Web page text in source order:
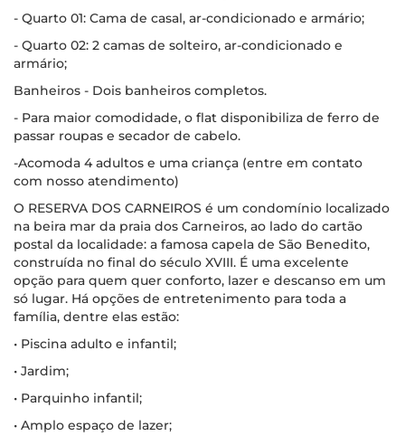
- Quarto 01: Cama de casal, ar-condicionado e armário;
- Quarto 02: 2 camas de solteiro, ar-condicionado e
armário;
Banheiros - Dois banheiros completos.
- Para maior comodidade, o flat disponibiliza de ferro de
passar roupas e secador de cabelo.
-Acomoda 4 adultos e uma criança (entre em contato
com nosso atendimento)
O RESERVA DOS CARNEIROS é um condomínio localizado
na beira mar da praia dos Carneiros, ao lado do cartão
postal da localidade: a famosa capela de São Benedito,
construída no final do século XVIII. É uma excelente
opção para quem quer conforto, lazer e descanso em um
só lugar. Há opções de entretenimento para toda a
família, dentre elas estão:
• Piscina adulto e infantil;
• Jardim;
• Parquinho infantil;
• Amplo espaço de lazer;